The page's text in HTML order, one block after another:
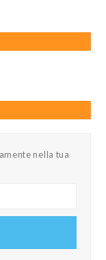
nella tua